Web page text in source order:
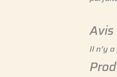
Avis
Il n’y